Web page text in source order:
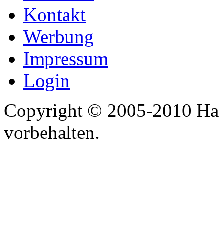
Kontakt
Werbung
Impressum
Login
Copyright © 2005-2010
vorbehalten.